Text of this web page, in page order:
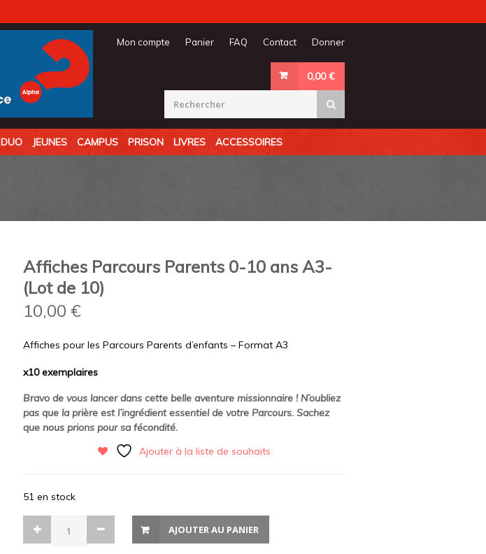
Mon compte Panier FAQ Contact Donner
0,00€
DUO JEUNES CAMPUS PRISON LIVRES ACCESSOIRES
Affiches Parcours Parents 0-10 ans A3-
(Lot de 10)
10,00 €
Affiches pour les Parcours Parents d’enfants – Format A3
x10 exemplaires
Bravo de vous lancer dans cette belle aventure missionnaire ! N’oubliez
pas que la prière est l’ingrédient essentiel de votre Parcours. Sachez
que nous prions pour sa fécondité.
Ajouter à la liste de souhaits
51 en stock
AJOUTER AU PANIER